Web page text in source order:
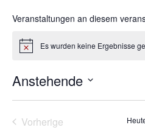
Veranstaltungen an diesem
HinweisEs wurden keine Ergebnisse
Anstehende
Vorherige